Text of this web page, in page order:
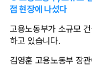
접 현장에 나섰다
고용노동부가 소규모
하고 있습니다.
김영훈 고용노동부 장